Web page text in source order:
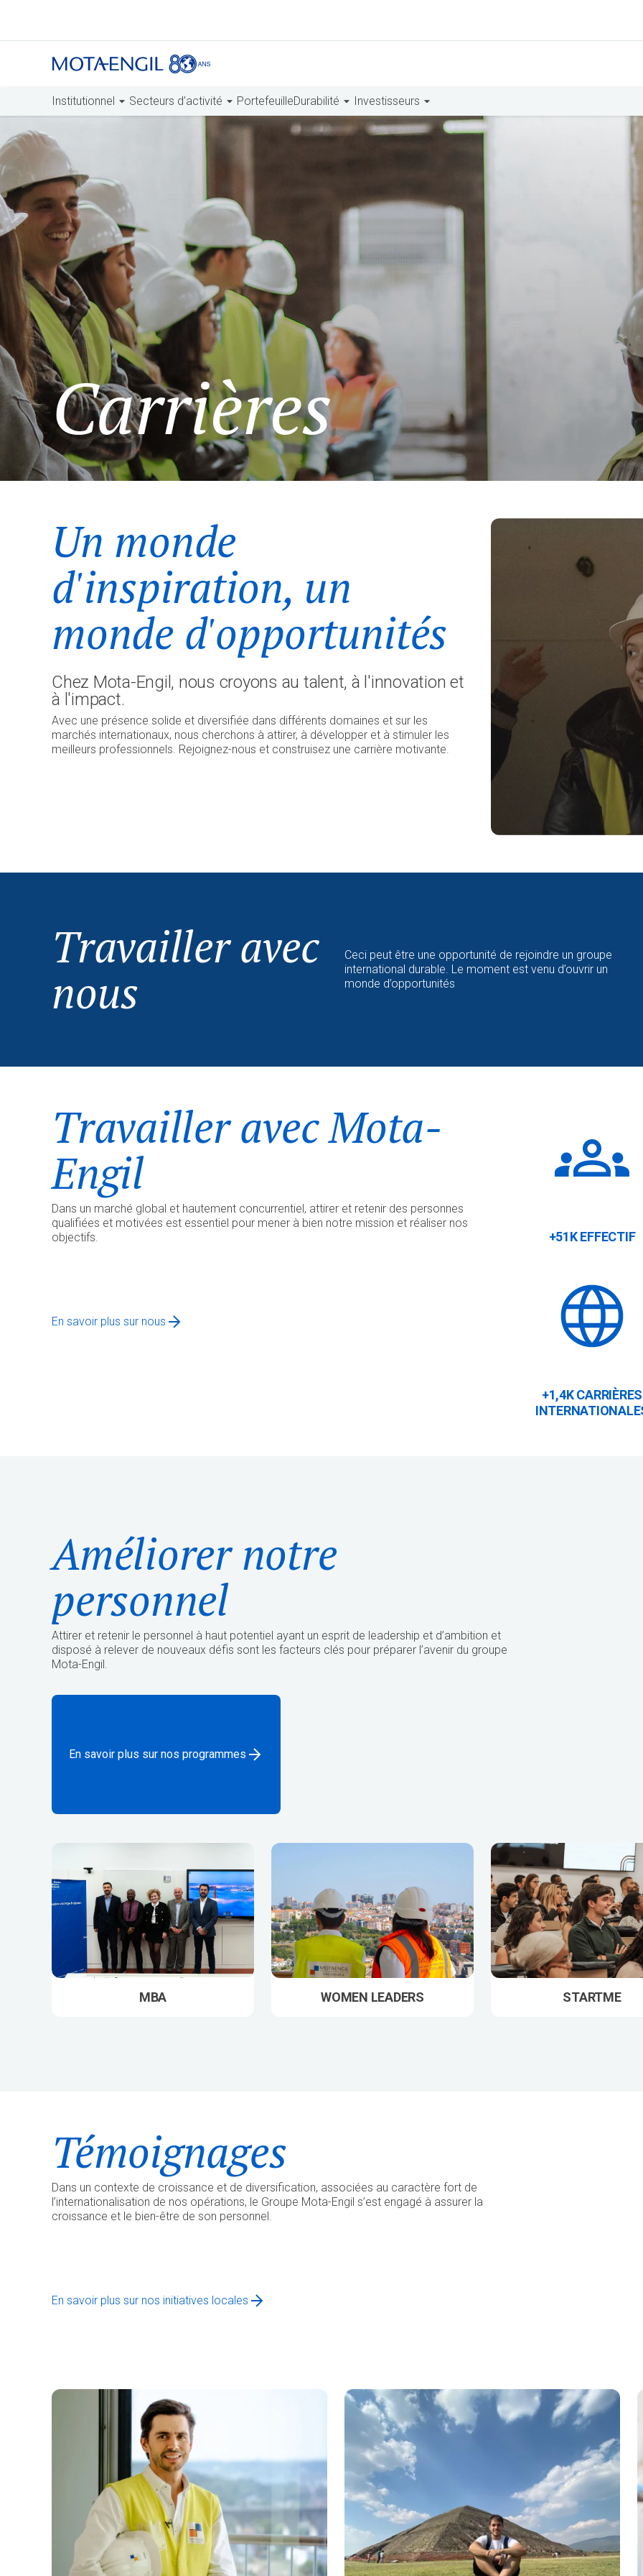
Institutionnel Secteurs d’activité PortefeuilleDurabilité Investisseurs
Carrières
Un monde
d'inspiration, un
monde d'opportunités
Chez Mota-Engil, nous croyons au talent, à l'innovation et
à l'impact.
Avec une présence solide et diversifiée dans différents domaines et sur les
marchés internationaux, nous cherchons à attirer, à développer et à stimuler les
meilleurs professionnels. Rejoignez-nous et construisez une carrière motivante.
Travailler avec
nous
Ceci peut être une opportunité de rejoindre un groupe
international durable. Le moment est venu d’ouvrir un
monde d’opportunités
Travailler avec Mota-
Engil
Dans un marché global et hautement concurrentiel, attirer et retenir des personnes
qualifiées et motivées est essentiel pour mener à bien notre mission et réaliser nos
objectifs.
En savoir plus sur nous
+51K EFFECTIF
+1,4K CARRIÈRES
Améliorer notre
personnel
Attirer et retenir le personnel à haut potentiel ayant un esprit de leadership et d’ambition et
disposé à relever de nouveaux défis sont les facteurs clés pour préparer l’avenir du groupe
Mota-Engil.
En savoir plus sur nos programmes
MBA WOMEN LEADERS STARTME
Témoignages
Dans un contexte de croissance et de diversification, associées au caractère fort de
l’internationalisation de nos opérations, le Groupe Mota-Engil s’est engagé à assurer la
croissance et le bien-être de son personnel.
En savoir plus sur nos initiatives locales